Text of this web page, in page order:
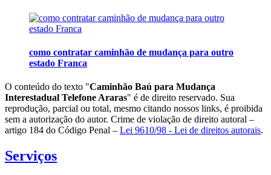
como contratar caminhão de mudança para outro
estado Franca
O conteúdo do texto "Caminhão Baú para Mudança
Interestadual Telefone Araras" é de direito reservado. Sua
reprodução, parcial ou total, mesmo citando nossos links, é proibida
sem a autorização do autor. Crime de violação de direito autoral –
artigo 184 do Código Penal – Lei 9610/98 - Lei de direitos autorais.
Serviços